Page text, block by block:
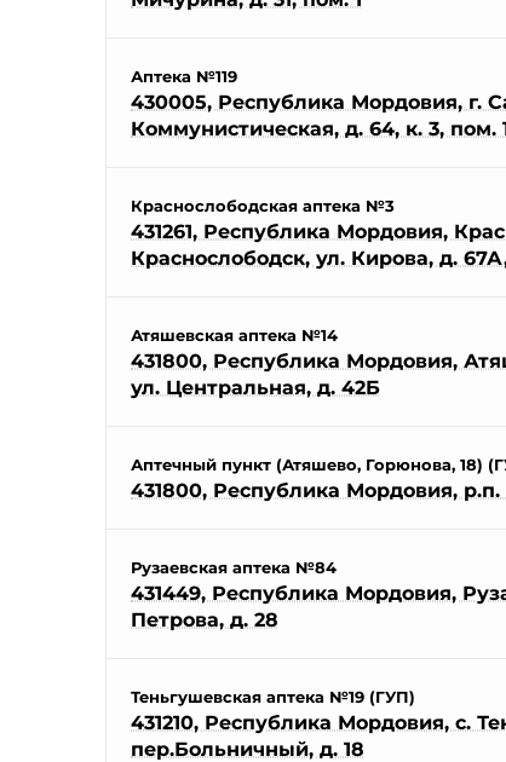
Аптека №119
430005, Республика Мордовия, г.
Коммунистическая, д. 64, к. 3, пом.
Краснослободская аптека №3
431261, Республика Мордовия,
Краснослободск, ул. Кирова, д.
Атяшевская аптека №14
431800, Республика Мордовия,
ул. Центральная, д. 42Б
Аптечный пункт (Атяшево, Горюнова, 18)
431800, Республика Мордовия,
Рузаевская аптека №84
431449, Республика Мордовия,
Петрова, д. 28
Теньгушевская аптека №19 (ГУП)
431210, Республика Мордовия, с.
пер.Больничный, д. 18